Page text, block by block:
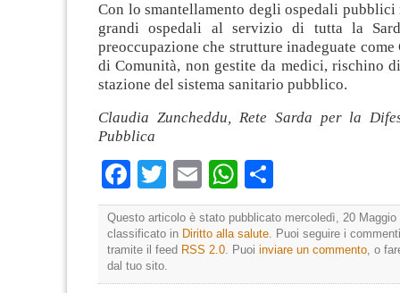
Con lo smantellamento degli ospedali
grandi ospedali al servizio di tutta la
preoccupazione che strutture inadeguate come
di Comunità, non gestite da medici, rischino
stazione del sistema sanitario pubblico.
Claudia Zuncheddu, Rete Sarda per la
Pubblica
Facebook
TwitterEmailWhatsApp
Questo articolo è stato pubblicato mercoledì, 20 Maggio
classificato in Diritto alla salute . Puoi seguire i
tramite il feed RSS 2.0 . Puoi inviare un commento , o
dal tuo sito.